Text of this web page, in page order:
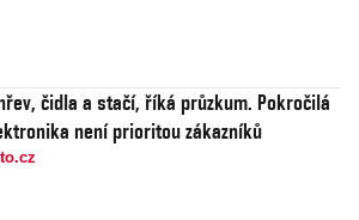
čidla a stačí, říká průzkum. Pokročilá
není prioritou zákazníků